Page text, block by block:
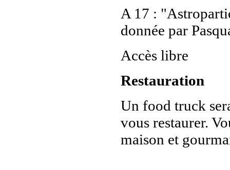
A 17 :
donnée par
Accès libre
Restauration
Un food truck
vous restaurer.
maison et